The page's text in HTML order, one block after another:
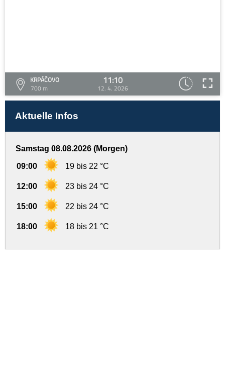
KRPÁČOVO
700 m
11:10
12. 4. 2026
Aktuelle Infos
Samstag 08.08.2026 (Morgen)
09:00 19 bis 22 °C
12:00 23 bis 24 °C
15:00 22 bis 24 °C
18:00 18 bis 21 °C